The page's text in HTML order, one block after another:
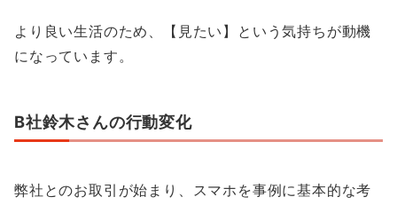
より良い生活のため、【見たい】という気持ちが動機
になっています。
B社鈴木さんの行動変化
弊社とのお取引が始まり、スマホを事例に基本的な考